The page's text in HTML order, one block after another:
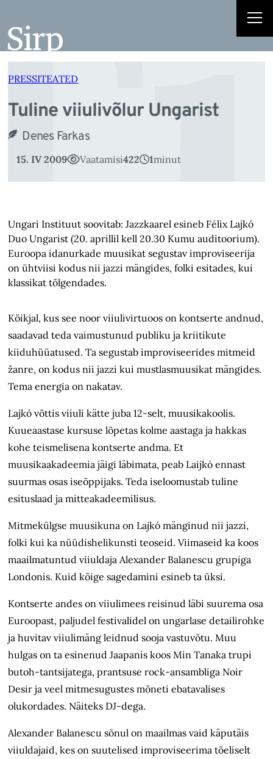
juurde
PRESSITEATED
Tuline viiulivõlur Ungarist
Denes Farkas
15. IV 2009 Vaatamisi422 1minut
Ungari Instituut soovitab: Jazzkaarel esineb Félix Lajkó
Duo Ungarist (20. aprillil kell 20.30 Kumu auditoorium).
Euroopa idanurkade muusikat segustav improviseerija
on ühtviisi kodus nii jazzi mängides, folki esitades, kui
klassikat tõlgendades.
Kõikjal, kus see noor viiulivirtuoos on kontserte andnud,
saadavad teda vaimustunud publiku ja kriitikute
kiiduhüüatused. Ta segustab improviseerides mitmeid
žanre, on kodus nii jazzi kui mustlasmuusikat mängides.
Tema energia on nakatav.
Lajkó võttis viiuli kätte juba 12-selt, muusikakoolis.
Kuueaastase kursuse lõpetas kolme aastaga ja hakkas
kohe teismelisena kontserte andma. Et
muusikaakadeemia jäigi läbimata, peab Laijkó ennast
suurmas osas iseõppijaks. Teda iseloomustab tuline
esituslaad ja mitteakadeemilisus.
Mitmekülgse muusikuna on Lajkó mänginud nii jazzi,
folki kui ka nüüdishelikunsti teoseid. Viimaseid ka koos
maailmatuntud viiuldaja Alexander Balanescu grupiga
Londonis. Kuid kõige sagedamini esineb ta üksi.
Kontserte andes on viiulimees reisinud läbi suurema osa
Euroopast, paljudel festivalidel on ungarlase detailirohke
ja huvitav viiulimäng leidnud sooja vastuvõtu. Muu
hulgas on ta esinenud Jaapanis koos Min Tanaka trupi
butoh-tantsijatega, prantsuse rock-ansambliga Noir
Desir ja veel mitmesugustes mõneti ebatavalises
olukordades. Näiteks DJ-dega.
Alexander Balanescu sõnul on maailmas vaid käputäis
viiuldajaid, kes on suutelised improviseerima tõeliselt